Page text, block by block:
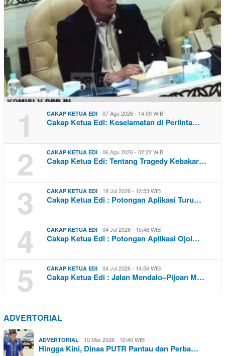
1 CAKAP KETUA EDI 07 Agu 2026 - 14:09 WIB
Cakap Ketua Edi: Keselamatan di Perlinta…
2 CAKAP KETUA EDI 06 Agu 2026 - 02:22 WIB
Cakap Ketua Edi: Tentang Tragedy Kebakar…
3 CAKAP KETUA EDI 19 Jul 2026 - 12:53 WIB
Cakap Ketua Edi : Potongan Aplikasi Turu…
4 CAKAP KETUA EDI 04 Jul 2026 - 15:46 WIB
Cakap Ketua Edi : Potongan Aplikasi Ojol…
5 CAKAP KETUA EDI 04 Jul 2026 - 14:56 WIB
Cakap Ketua Edi : Jalan Mendalo–Pijoan M…
ADVERTORIAL
ADVERTORIAL 10 Mar 2026 - 10:40 WIB
Hingga Kini, Dinas PUTR Pantau dan Perba…